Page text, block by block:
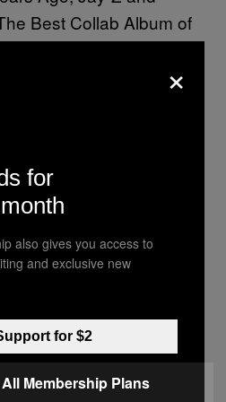
GETTY IMAGES FOR VEVO)
Years Ago, Jay-Z
Dropped One of
Albums
×
for
also gives you access to
and exclusive new
for $2
Membership Plans